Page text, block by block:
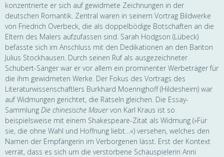
konzentrierte er sich auf gewidmete Zeichnungen in der
deutschen Romantik. Zentral waren in seinem Vortrag Bildwerke
von Friedrich Overbeck, die als doppelbödige Botschaften an die
Eltern des Malers aufzufassen sind. Sarah Hodgson (Lübeck)
befasste sich im Anschluss mit den Dedikationen an den Bariton
Julius Stockhausen. Durch seinen Ruf als ausgezeichneter
Schubert-Sänger war er vor allem ein prominenter Werbeträger für
die ihm gewidmeten Werke. Der Fokus des Vortrags des
Literaturwissenschaftlers Burkhard Moennighoff (Hildesheim) war
auf Widmungen gerichtet, die Rätseln gleichen. Die Essay-
Sammlung Die chinesische Mauervon Karl Kraus ist so
beispielsweise mit einem Shakespeare-Zitat als Widmung (»Für
sie, die ohne Wahl und Hoffnung liebt…«) versehen, welches den
Namen der Empfängerin im Verborgenen lässt. Erst der Kontext
verrät, dass es sich um die verstorbene Schauspielerin Anni